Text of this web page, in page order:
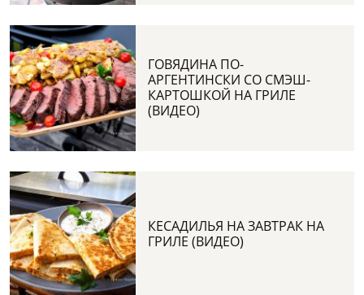
ГОВЯДИНА ПО-
АРГЕНТИНСКИ СО СМЭШ-
КАРТОШКОЙ НА ГРИЛЕ
(ВИДЕО)
КЕСАДИЛЬЯ НА ЗАВТРАК НА
ГРИЛЕ (ВИДЕО)